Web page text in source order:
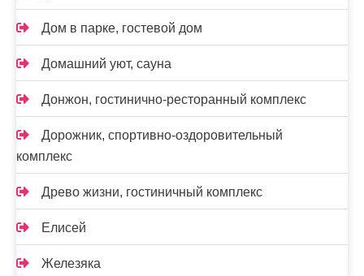
Дом в парке, гостевой дом
Домашний уют, сауна
Донжон, гостинично-ресторанный комплекс
Дорожник, спортивно-оздоровительный
комплекс
Древо жизни, гостиничный комплекс
Елисей
Железяка